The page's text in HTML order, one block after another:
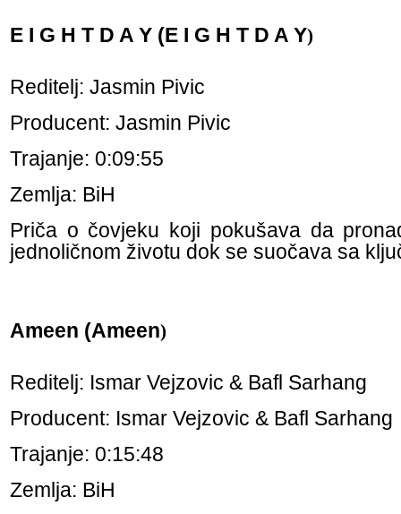
E I G H T D A Y (E I G H T D A Y)
Reditelj: Jasmin Pivic
Producent: Jasmin Pivic
Trajanje: 0:09:55
Zemlja: BiH
Priča o čovjeku koji pokušava da
jednoličnom životu dok se suočava sa
Ameen (Ameen)
Reditelj: Ismar Vejzovic & Bafl Sarhang
Producent: Ismar Vejzovic & Bafl Sarhang
Trajanje: 0:15:48
Zemlja: BiH